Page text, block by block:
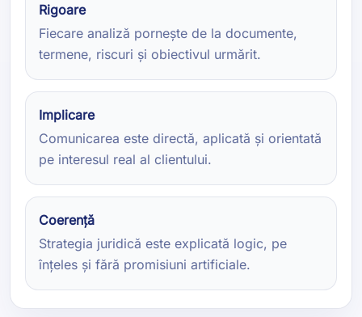
Rigoare
Fiecare analiză pornește de la documente,
termene, riscuri și obiectivul urmărit.
Implicare
Comunicarea este directă, aplicată și orientată
pe interesul real al clientului.
Coerență
Strategia juridică este explicată logic, pe
înțeles și fără promisiuni artificiale.